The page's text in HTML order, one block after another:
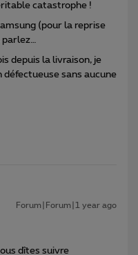
catastrophe !
(pour la reprise
parlez…
depuis la livraison, je
sans aucune
Forum|Forum|1 year ago
dîtes suivre